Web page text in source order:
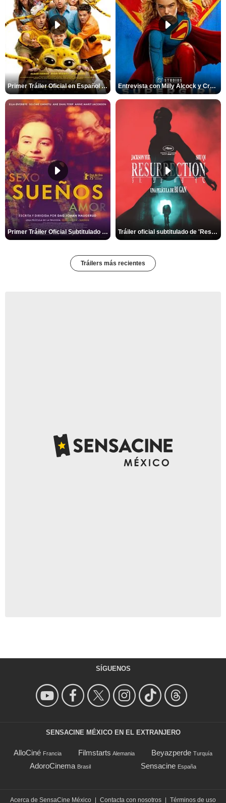
Primer Tráiler Oficial en Español de 'Marsupilami: Caos a Bordo' Entrevista con Milly Alcock y Craig Gillespie por 'Supergirl'
Primer Tráiler Oficial Subtitulado de 'Sueños (Sexo - Amor)' Tráiler oficial subtitulado de 'Resurrection'
Tráilers más recientes
SÍGUENOS
SENSACINE MÉXICO EN EL EXTRANJERO
AlloCiné Francia Filmstarts Alemania Beyazperde Turquía
AdoroCinema Brasil Sensacine España
Acerca de SensaCine México | Contacta con nosotros | Términos de uso